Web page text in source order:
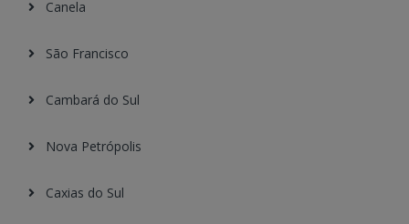
Canela
São Francisco
Cambará do Sul
Nova Petrópolis
Caxias do Sul